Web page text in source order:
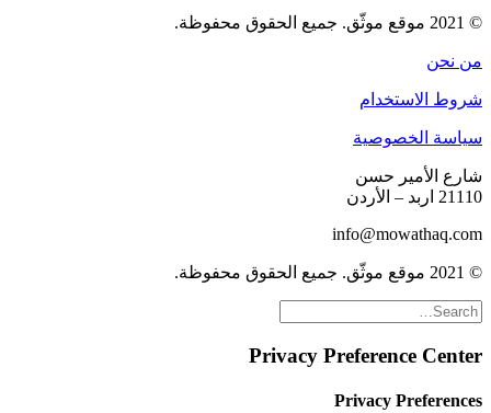
© 2021 موقع موثّق. جميع الحقوق محفوظة.
من نحن
شروط الاستخدام
سياسة الخصوصية
شارع الأمير حسن
21110 اربد – الأردن
info@mowathaq.com
© 2021 موقع موثّق. جميع الحقوق محفوظة.
Privacy Preference Center
Privacy Preferences